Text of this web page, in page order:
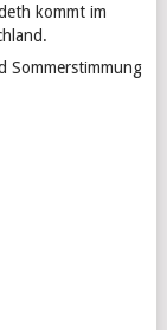
kommt im
Sommerstimmung